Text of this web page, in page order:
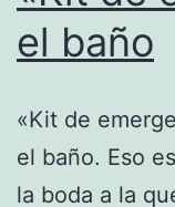
el baño
«Kit de
el baño. Eso
la boda a la